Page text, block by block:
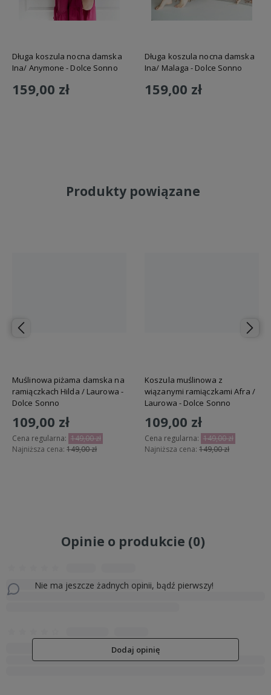
Długa koszula nocna damska
Ina/ Anymone - Dolce Sonno
159,00 zł
Długa koszula nocna damska
Ina/ Malaga - Dolce Sonno
159,00 zł
Produkty powiązane
Muślinowa piżama damska na
ramiączkach Hilda / Laurowa -
Dolce Sonno
109,00 zł
Cena regularna: 149,00 zł
Najniższa cena: 149,00 zł
Koszula muślinowa z
wiązanymi ramiączkami Afra /
Laurowa - Dolce Sonno
109,00 zł
Cena regularna: 149,00 zł
Najniższa cena: 149,00 zł
Opinie o produkcie (0)
Nie ma jeszcze żadnych opinii, bądź pierwszy!
Dodaj opinię